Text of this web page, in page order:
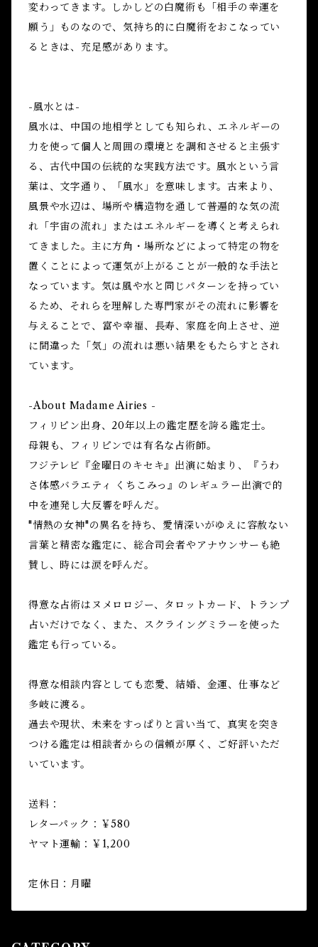
変わってきます。しかしどの白魔術も「相手の幸運を
願う」ものなので、気持ち的に白魔術をおこなってい
るときは、充足感があります。
-風水とは-
風水は、中国の地相学としても知られ、エネルギーの
力を使って個人と周囲の環境とを調和させると主張す
る、古代中国の伝統的な実践方法です。風水という言
葉は、文字通り、「風水」を意味します。古来より、
風景や水辺は、場所や構造物を通して普遍的な気の流
れ「宇宙の流れ」またはエネルギーを導くと考えられ
てきました。主に方角・場所などによって特定の物を
置くことによって運気が上がることが一般的な手法と
なっています。気は風や水と同じパターンを持ってい
るため、それらを理解した専門家がその流れに影響を
与えることで、富や幸福、長寿、家庭を向上させ、逆
に間違った「気」の流れは悪い結果をもたらすとされ
ています。
-About Madame Airies -
フィリピン出身、20年以上の鑑定歴を誇る鑑定士。
母親も、フィリピンでは有名な占術師。
フジテレビ『金曜日のキセキ』出演に始まり、『うわ
さ体感バラエティ くちこみっ』のレギュラー出演で的
中を連発し大反響を呼んだ。
"情熱の女神"の異名を持ち、愛情深いがゆえに容赦ない
言葉と精密な鑑定に、総合司会者やアナウンサーも絶
賛し、時には涙を呼んだ。
得意な占術はヌメロロジー、タロットカード、トランプ
占いだけでなく、また、スクライングミラーを使った
鑑定も行っている。
得意な相談内容としても恋愛、結婚、金運、仕事など
多岐に渡る。
過去や現状、未来をすっぱりと言い当て、真実を突き
つける鑑定は相談者からの信頼が厚く、ご好評いただ
いています。
送料：
レターパック：￥580
ヤマト運輸：￥1,200
定休日：月曜